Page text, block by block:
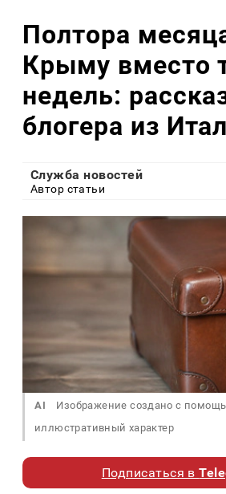
Полтора
Крыму вместо
недель:
блогера из
Служба новостей
Автор статьи
AI
Изображение создано с
иллюстративный характер
Подписаться в